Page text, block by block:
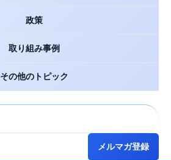
政策
取り組み事例
その他のトピック
メルマガ登録